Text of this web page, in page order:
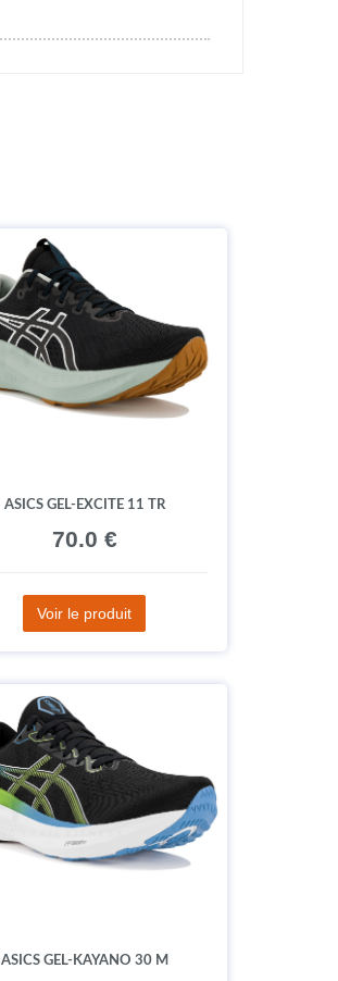
ASICS GEL-EXCITE 11 TR
70.0 €
Voir le produit
ASICS GEL-KAYANO 30 M